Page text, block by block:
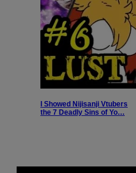
I Showed Nijisanji Vtubers
the 7 Deadly Sins of Yo…